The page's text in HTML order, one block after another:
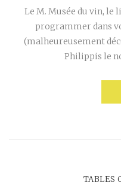
Le M. Musée du vin,
programmer dans
(malheureusement
Philippis le
TABLES